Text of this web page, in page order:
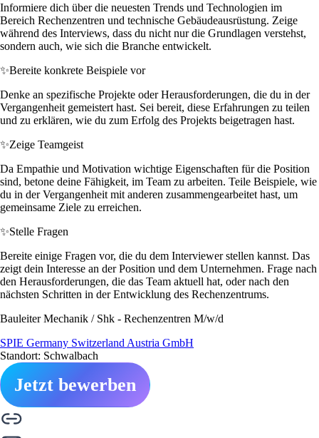
Informiere dich über die neuesten Trends und Technologien im
Bereich Rechenzentren und technische Gebäudeausrüstung. Zeige
während des Interviews, dass du nicht nur die Grundlagen verstehst,
sondern auch, wie sich die Branche entwickelt.
✨Bereite konkrete Beispiele vor
Denke an spezifische Projekte oder Herausforderungen, die du in der
Vergangenheit gemeistert hast. Sei bereit, diese Erfahrungen zu teilen
und zu erklären, wie du zum Erfolg des Projekts beigetragen hast.
✨Zeige Teamgeist
Da Empathie und Motivation wichtige Eigenschaften für die Position
sind, betone deine Fähigkeit, im Team zu arbeiten. Teile Beispiele, wie
du in der Vergangenheit mit anderen zusammengearbeitet hast, um
gemeinsame Ziele zu erreichen.
✨Stelle Fragen
Bereite einige Fragen vor, die du dem Interviewer stellen kannst. Das
zeigt dein Interesse an der Position und dem Unternehmen. Frage nach
den Herausforderungen, die das Team aktuell hat, oder nach den
nächsten Schritten in der Entwicklung des Rechenzentrums.
Bauleiter Mechanik / Shk - Rechenzentren M/w/d
SPIE Germany Switzerland Austria GmbH
Standort: Schwalbach
Jetzt bewerben